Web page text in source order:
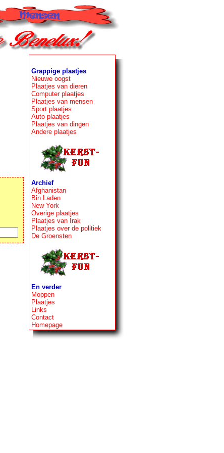
Grappige plaatjes
Nieuwe oogst
Plaatjes van dieren
Computer plaatjes
Plaatjes van mensen
Sport plaatjes
Auto plaatjes
Plaatjes van dingen
Andere plaatjes
Archief
Afghanistan
Bin Laden
New York
Overige plaatjes
Plaatjes van Irak
Plaatjes over de politiek
De Groensten
En verder
Moppen
Plaatjes
Links
Contact
Homepage